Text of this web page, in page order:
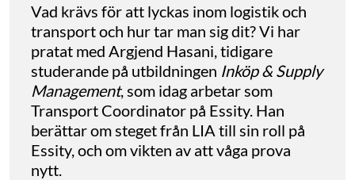
Vad krävs för att lyckas inom logistik och
transport och hur tar man sig dit? Vi har
pratat med Argjend Hasani, tidigare
studerande på utbildningen Inköp & Supply
Management, som idag arbetar som
Transport Coordinator på Essity. Han
berättar om steget från LIA till sin roll på
Essity, och om vikten av att våga prova
nytt.